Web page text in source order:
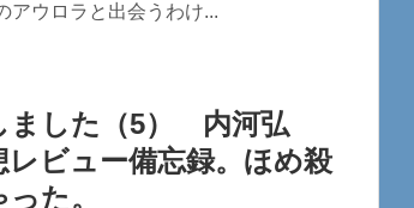
アウロラと出会うわけ...
ました（5） 内河弘
ビュー備忘録。ほめ殺
た。